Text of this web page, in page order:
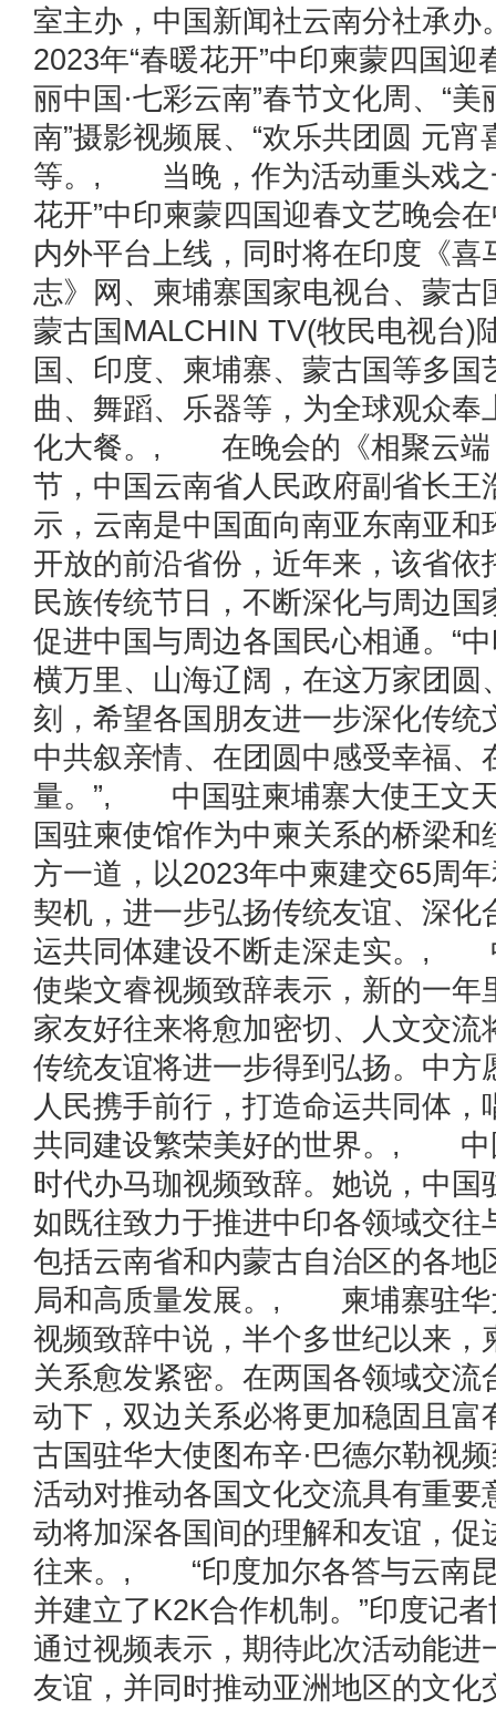
室主办，中国新闻社云南分社承办
2023年“春暖花开”中印柬蒙四国迎
丽中国·七彩云南”春节文化周、“美
南”摄影视频展、“欢乐共团圆 元宵
等。, 当晚，作为活动重头戏之
花开”中印柬蒙四国迎春文艺晚会
内外平台上线，同时将在印度《喜
志》网、柬埔寨国家电视台、蒙古
蒙古国MALCHIN TV(牧民电视台)
国、印度、柬埔寨、蒙古国等多国
曲、舞蹈、乐器等，为全球观众奉
化大餐。, 在晚会的《相聚云端
节，中国云南省人民政府副省长王
示，云南是中国面向南亚东南亚和
开放的前沿省份，近年来，该省依
民族传统节日，不断深化与周边国
促进中国与周边各国民心相通。“
横万里、山海辽阔，在这万家团圆
刻，希望各国朋友进一步深化传统
中共叙亲情、在团圆中感受幸福、
量。”, 中国驻柬埔寨大使王文
国驻柬使馆作为中柬关系的桥梁和
方一道，以2023年中柬建交65周年
契机，进一步弘扬传统友谊、深化
运共同体建设不断走深走实。,
使柴文睿视频致辞表示，新的一年
家友好往来将愈加密切、人文交流
传统友谊将进一步得到弘扬。中方
人民携手前行，打造命运共同体，
共同建设繁荣美好的世界。, 中
时代办马珈视频致辞。她说，中国
如既往致力于推进中印各领域交往
包括云南省和内蒙古自治区的各地
局和高质量发展。, 柬埔寨驻华
视频致辞中说，半个多世纪以来，
关系愈发紧密。在两国各领域交流
动下，双边关系必将更加稳固
古国驻华大使图布辛·巴德尔勒视
活动对推动各国文化交流具有重要
动将加深各国间的理解和友谊，促
往来。, “印度加尔各答与云南
并建立了K2K合作机制。”印度记
通过视频表示，期待此次活动能进
友谊，并同时推动亚洲地区的